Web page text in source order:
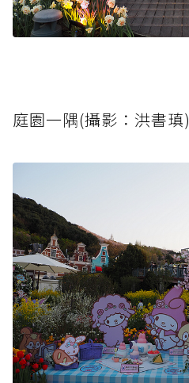
庭園一隅(攝影：洪書瑱)